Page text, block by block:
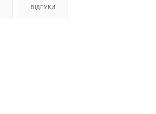
ВІДГУКИ